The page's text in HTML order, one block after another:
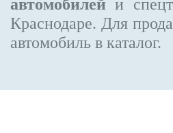
автомобилей и
Краснодаре. Для
автомобиль в каталог.